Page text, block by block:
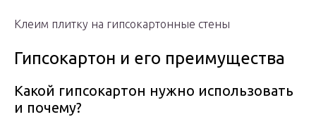
Клеим плитку на гипсокартонные стены
Гипсокартон и его преимущества
Какой гипсокартон нужно использовать
и почему?